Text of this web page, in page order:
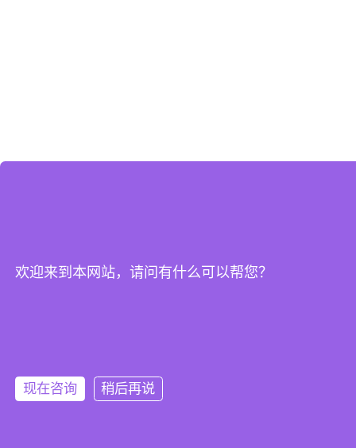
欢迎来到本网站，请问有什么可以帮您？
现在咨询 稍后再说